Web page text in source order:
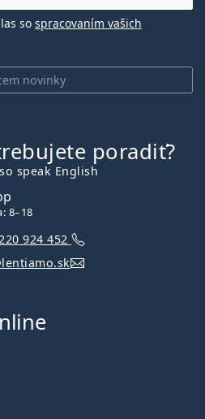
novinky
so spracovaním vašich
poradiť?
speak English
8–18
924 452